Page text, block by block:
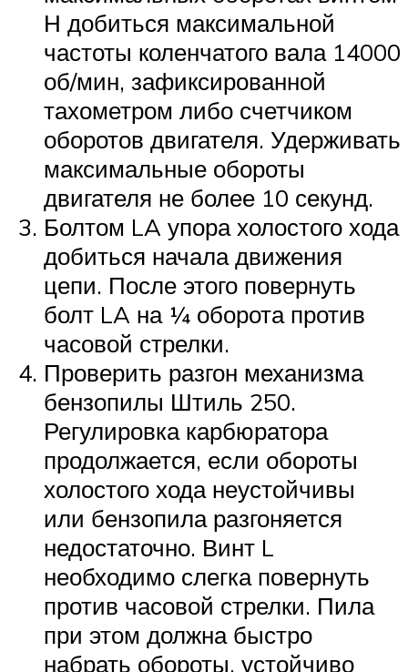
Н добиться максимальной
частоты коленчатого вала 14000
об/мин, зафиксированной
тахометром либо счетчиком
оборотов двигателя. Удерживать
максимальные обороты
двигателя не более 10 секунд.
Болтом LA упора холостого хода
добиться начала движения
цепи. После этого повернуть
болт LA на ¼ оборота против
часовой стрелки.
Проверить разгон механизма
бензопилы Штиль 250.
Регулировка карбюратора
продолжается, если обороты
холостого хода неустойчивы
или бензопила разгоняется
недостаточно. Винт L
необходимо слегка повернуть
против часовой стрелки. Пила
при этом должна быстро
набрать обороты, устойчиво